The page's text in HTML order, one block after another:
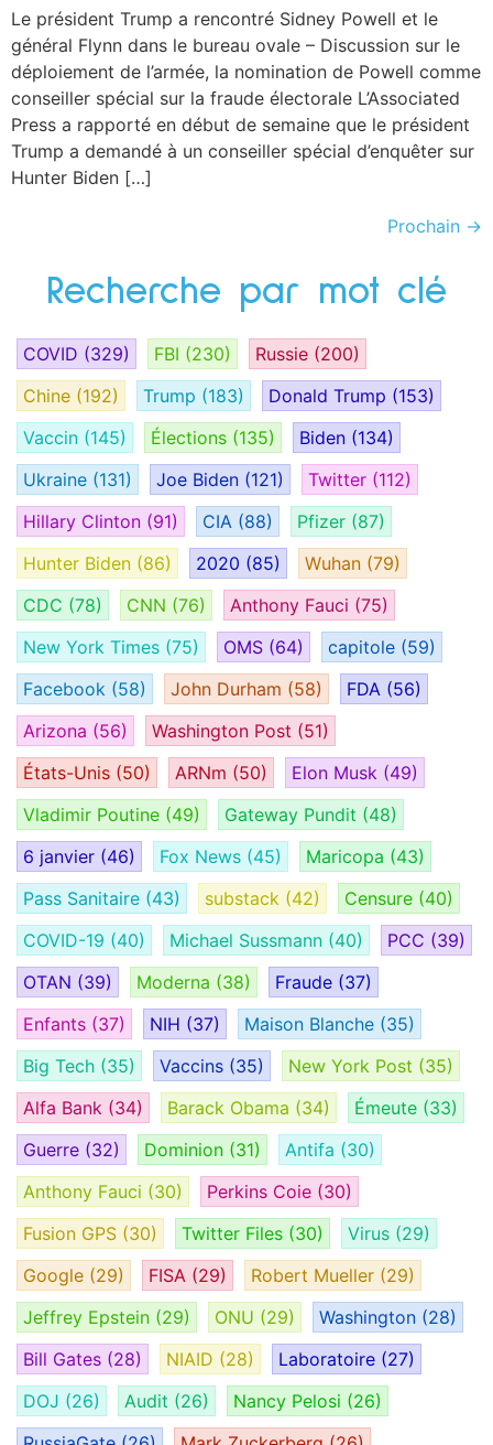
Le président Trump a rencontré Sidney Powell et le
général Flynn dans le bureau ovale – Discussion sur le
déploiement de l’armée, la nomination de Powell comme
conseiller spécial sur la fraude électorale L’Associated
Press a rapporté en début de semaine que le président
Trump a demandé à un conseiller spécial d’enquêter sur
Hunter Biden […]
Prochain →
Recherche par mot clé
COVID (329) FBI (230) Russie (200)
Chine (192) Trump (183) Donald Trump (153)
Vaccin (145) Élections (135) Biden (134)
Ukraine (131) Joe Biden (121) Twitter (112)
Hillary Clinton (91) CIA (88) Pfizer (87)
Hunter Biden (86) 2020 (85) Wuhan (79)
CDC (78) CNN (76) Anthony Fauci (75)
New York Times (75) OMS (64) capitole (59)
Facebook (58) John Durham (58) FDA (56)
Arizona (56) Washington Post (51)
États-Unis (50) ARNm (50) Elon Musk (49)
Vladimir Poutine (49) Gateway Pundit (48)
6 janvier (46) Fox News (45) Maricopa (43)
Pass Sanitaire (43) substack (42) Censure (40)
COVID-19 (40) Michael Sussmann (40) PCC (39)
OTAN (39) Moderna (38) Fraude (37)
Enfants (37) NIH (37) Maison Blanche (35)
Big Tech (35) Vaccins (35) New York Post (35)
Alfa Bank (34) Barack Obama (34) Émeute (33)
Guerre (32) Dominion (31) Antifa (30)
Anthony Fauci (30) Perkins Coie (30)
Fusion GPS (30) Twitter Files (30) Virus (29)
Google (29) FISA (29) Robert Mueller (29)
Jeffrey Epstein (29) ONU (29) Washington (28)
Bill Gates (28) NIAID (28) Laboratoire (27)
DOJ (26) Audit (26) Nancy Pelosi (26)